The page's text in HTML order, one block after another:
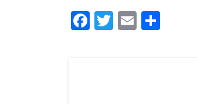
Facebook
TwitterEmail